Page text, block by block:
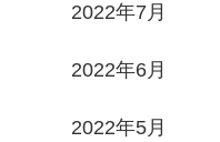
2022年7月
2022年6月
2022年5月